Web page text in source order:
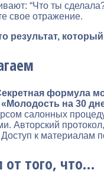
“Что ты
свое отражение.
результат,
формула
на 30
салонных
Авторский
Доступ к материалам
от того, что…